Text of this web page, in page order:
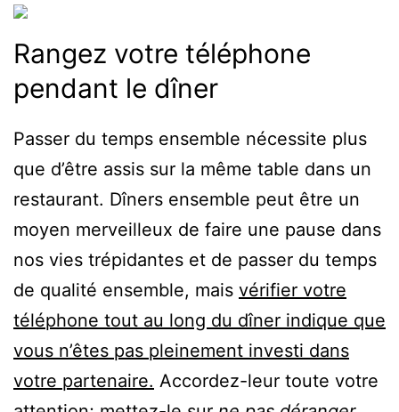
Rangez votre téléphone
pendant le dîner
Passer du temps ensemble nécessite plus
que d’être assis sur la même table dans un
restaurant. Dîners ensemble peut être un
moyen merveilleux de faire une pause dans
nos vies trépidantes et de passer du temps
de qualité ensemble, mais vérifier votre
téléphone tout au long du dîner indique que
vous n’êtes pas pleinement investi dans
votre partenaire. Accordez-leur toute votre